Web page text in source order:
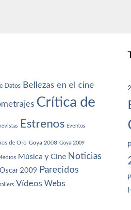
Datos Bellezas en el cine
Crítica de
Estrenos Eventos
de Oro Goya 2008 Goya 2009
Música y Cine Noticias
Oscar 2009 Parecidos
Vídeos Webs